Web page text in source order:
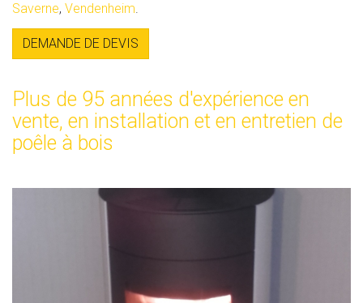
Saverne, Vendenheim.
DEMANDE DE DEVIS
Plus de 95 années d'expérience en
vente, en installation et en entretien de
poêle à bois